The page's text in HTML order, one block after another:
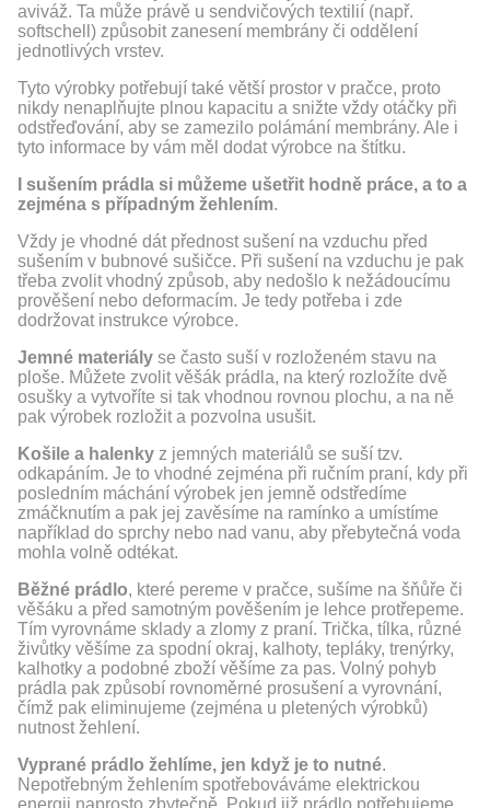
aviváž. Ta může právě u sendvičových textilií (např.
softschell) způsobit zanesení membrány či oddělení
jednotlivých vrstev.
Tyto výrobky potřebují také větší prostor v pračce, proto
nikdy nenaplňujte plnou kapacitu a snižte vždy otáčky při
odstřeďování, aby se zamezilo polámání membrány. Ale i
tyto informace by vám měl dodat výrobce na štítku.
I sušením prádla si můžeme ušetřit hodně práce, a to a
zejména s případným žehlením.
Vždy je vhodné dát přednost sušení na vzduchu před
sušením v bubnové sušičce. Při sušení na vzduchu je pak
třeba zvolit vhodný způsob, aby nedošlo k nežádoucímu
prověšení nebo deformacím. Je tedy potřeba i zde
dodržovat instrukce výrobce.
Jemné materiály se často suší v rozloženém stavu na
ploše. Můžete zvolit věšák prádla, na který rozložíte dvě
osušky a vytvoříte si tak vhodnou rovnou plochu, a na ně
pak výrobek rozložit a pozvolna usušit.
Košile a halenky z jemných materiálů se suší tzv.
odkapáním. Je to vhodné zejména při ručním praní, kdy při
posledním máchání výrobek jen jemně odstředíme
zmáčknutím a pak jej zavěsíme na ramínko a umístíme
například do sprchy nebo nad vanu, aby přebytečná voda
mohla volně odtékat.
Běžné prádlo, které pereme v pračce, sušíme na šňůře či
věšáku a před samotným pověšením je lehce protřepeme.
Tím vyrovnáme sklady a zlomy z praní. Trička, tílka, různé
živůtky věšíme za spodní okraj, kalhoty, tepláky, trenýrky,
kalhotky a podobné zboží věšíme za pas. Volný pohyb
prádla pak způsobí rovnoměrné prosušení a vyrovnání,
čímž pak eliminujeme (zejména u pletených výrobků)
nutnost žehlení.
Vyprané prádlo žehlíme, jen když je to nutné.
Nepotřebným žehlením spotřebováváme elektrickou
energii naprosto zbytečně. Pokud již prádlo potřebujeme